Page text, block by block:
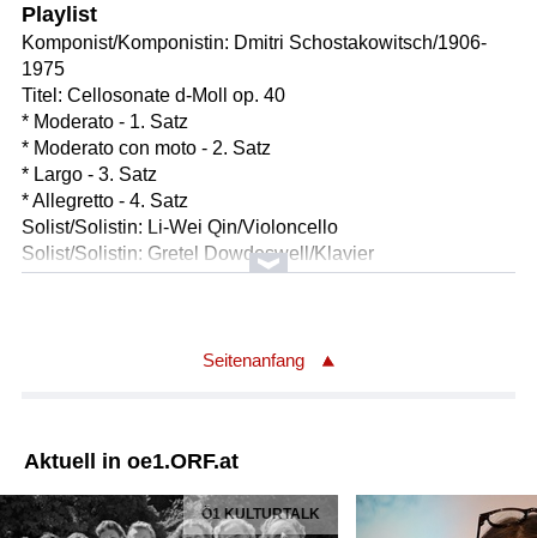
Playlist
Komponist/Komponistin: Dmitri Schostakowitsch/1906-
1975
Titel: Cellosonate d-Moll op. 40
* Moderato - 1. Satz
* Moderato con moto - 2. Satz
* Largo - 3. Satz
* Allegretto - 4. Satz
Solist/Solistin: Li-Wei Qin/Violoncello
Solist/Solistin: Gretel Dowdeswell/Klavier
Länge: 30:31 min
Komponist/Komponistin: Karol Szymanowski/1882-1937
* Largo - 3. Satz
Orchester: Nationales Symphonieorchester des
Polnischen Rundfunks, Katowice
Seitenanfang
Aktuell in oe1.ORF.at
Ö1 KULTURTALK